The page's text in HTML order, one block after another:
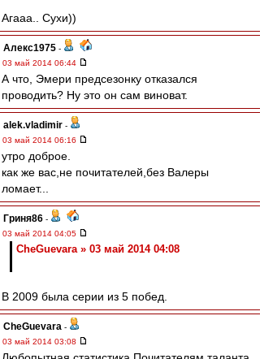
Агааа.. Сухи))
Алекс1975 -
03 май 2014 06:44
А что, Эмери предсезонку отказался
проводить? Ну это он сам виноват.
alek.vladimir -
03 май 2014 06:16
утро доброе.
как же вас,не почитателей,без Валеры
ломает...
Гриня86 -
03 май 2014 04:05
CheGuevara » 03 май 2014 04:08
В 2009 была серии из 5 побед.
CheGuevara -
03 май 2014 03:08